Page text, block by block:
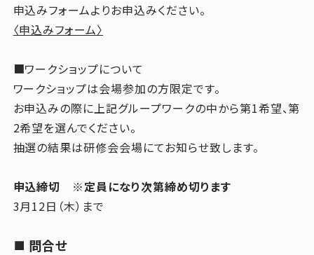
申込みフォームよりお申込みください。
〈申込みフォーム〉
■ワークショップについて
ワークショップは会場参加の方限定です。
お申込みの際に上記グループワークの中から第1希望、第
2希望を選んでください。
抽選の結果は研修会会場にてお知らせ致します。
申込締切 ※定員になり次第締め切ります
3月12日（木）まで
問合せ